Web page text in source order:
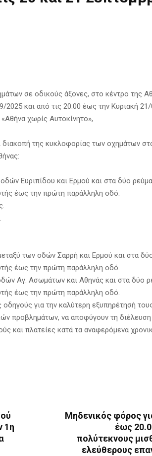
σε οδικούς άξονες, στο κέντρο της
2025 και από τις 20.00 έως την Κυριακή
χωρίς Αυτοκίνητο»,
διακοπή της κυκλοφορίας των οχημάτων
Ευριπίδου και Ερμού και στα δύο
έως την πρώτη παράλληλη οδό.
των οδών Σαρρή και Ερμού και στα
έως την πρώτη παράλληλη οδό.
Αγ. Ασωμάτων και Αθηνάς και στα δύο
έως την πρώτη παράλληλη οδό.
για την καλύτερη εξυπηρέτησή
προβλημάτων, να αποφύγουν τη
και πλατείες κατά τα αναφερόμενα
1η
Μηδενικός φόρος
έως
πολύτεκνους
ελεύθερους